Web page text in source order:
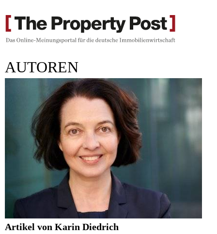
AUTOREN
Artikel von Karin Diedrich